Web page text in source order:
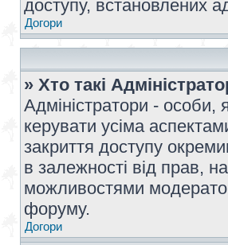
доступу, встановлених
Догори
» Хто такі
Адміністратори -
керувати усіма
закриття доступу
в залежності від прав,
можливостями
форуму.
Догори